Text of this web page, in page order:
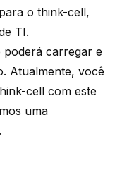
o think-cell,
TI.
poderá carregar e
Atualmente, você
cell com este
uma